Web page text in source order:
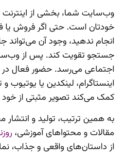
وب‌سایت شما، بخشی از اینترنت
خودتان است. حتی اگر فروش یا
انجام ندهید، وجود آن می‌تواند
جستجو تقویت کند. پس از
اجتماعی می‌رسد. حضور فعال در
اینستاگرام، لینکدین یا یوتیوب
کمک می‌کند تصویر مثبتی از خود
به همین ترتیب، تولید و انتشار
مقالات و محتواهای آموزشی،
از داستان‌های واقعی و جذاب،